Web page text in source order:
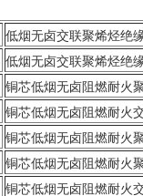
低烟无卤交联聚烯烃绝
低烟无卤交联聚烯烃绝
铜芯低烟无卤阻燃耐火
铜芯低烟无卤阻燃耐火
铜芯低烟无卤阻燃耐火
铜芯低烟无卤阻燃耐火
铜芯低烟无卤阻燃耐火